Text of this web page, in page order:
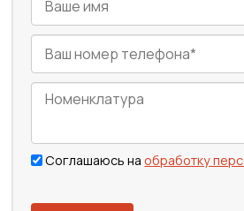
Соглашаюсь наобработку